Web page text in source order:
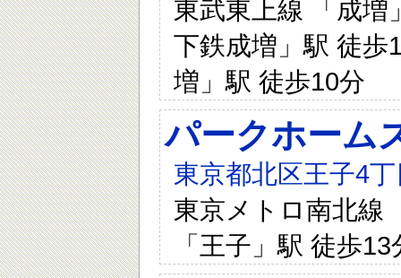
東武東上線 「成増
下鉄成増」駅 徒歩
増」駅 徒歩10分
パークホーム
東京都北区王子4
東京メトロ南北線
「王子」駅 徒歩13